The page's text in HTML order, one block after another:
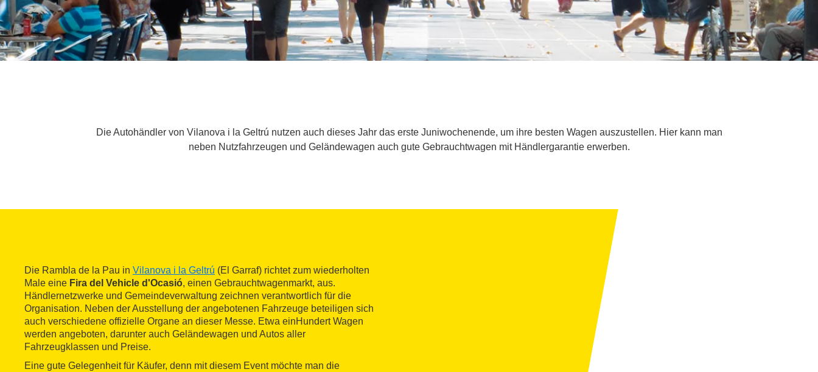
Die Autohändler von Vilanova i la Geltrú nutzen auch dieses Jahr das erste Juniwochenende, um ihre besten Wagen auszustellen. Hier kann man
neben Nutzfahrzeugen und Geländewagen auch gute Gebrauchtwagen mit Händlergarantie erwerben.
Die Rambla de la Pau in Vilanova i la Geltrú (El Garraf) richtet zum wiederholten
Male eine Fira del Vehicle d'Ocasió, einen Gebrauchtwagenmarkt, aus.
Händlernetzwerke und Gemeindeverwaltung zeichnen verantwortlich für die
Organisation. Neben der Ausstellung der angebotenen Fahrzeuge beteiligen sich
auch verschiedene offizielle Organe an dieser Messe. Etwa einHundert Wagen
werden angeboten, darunter auch Geländewagen und Autos aller
Fahrzeugklassen und Preise.
Eine gute Gelegenheit für Käufer, denn mit diesem Event möchte man die